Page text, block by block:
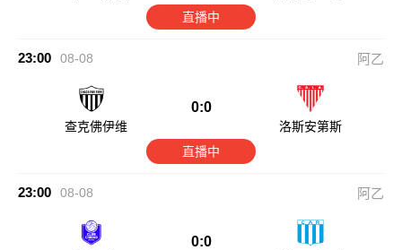
直播中
23:00 08-08 阿乙
查克佛伊维
0:0
洛斯安第斯
直播中
23:00 08-08 阿乙
0:0